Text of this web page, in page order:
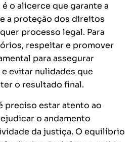
o alicerce que garante a
a proteção dos direitos
processo legal. Para
respeitar e promover
para assegurar
evitar nulidades que
o resultado final.
preciso estar atento ao
o andamento
da justiça. O equilíbrio